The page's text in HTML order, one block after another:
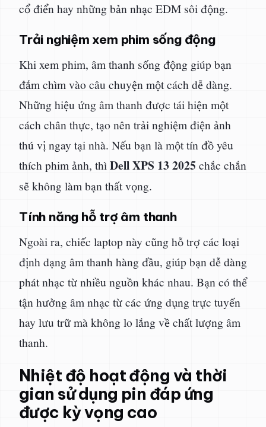
cổ điển hay những bản nhạc EDM sôi động.
Trải nghiệm xem phim sống động
Khi xem phim, âm thanh sống động giúp bạn
đắm chìm vào câu chuyện một cách dễ dàng.
Những hiệu ứng âm thanh được tái hiện một
cách chân thực, tạo nên trải nghiệm điện ảnh
thú vị ngay tại nhà. Nếu bạn là một tín đồ yêu
thích phim ảnh, thìDell XPS 13 2025 chắc chắn
sẽ không làm bạn thất vọng.
Tính năng hỗ trợ âm thanh
Ngoài ra, chiếc laptop này cũng hỗ trợ các loại
định dạng âm thanh hàng đầu, giúp bạn dễ dàng
phát nhạc từ nhiều nguồn khác nhau. Bạn có thể
tận hưởng âm nhạc từ các ứng dụng trực tuyến
hay lưu trữ mà không lo lắng về chất lượng âm
thanh.
Nhiệt độ hoạt động và thời
gian sử dụng pin đáp ứng
được kỳ vọng cao